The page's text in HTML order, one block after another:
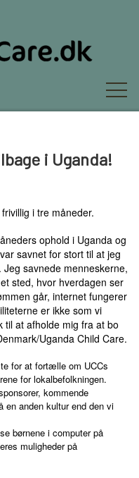
i Uganda!
i tre måneder.
ophold i Uganda og
savnet for stort til at jeg
savnede menneskerne,
sted, hvor hverdagen ser
går, internet fungerer
er ikke som vi
til at afholde mig fra at bo
Uganda Child Care.
for at fortælle om UCCs
for lokalbefolkningen.
kommende
en anden kultur end den vi
børnene i computer på
muligheder på